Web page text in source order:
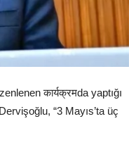
कार्यक्रमda yaptığı
“3 Mayıs’ta üç